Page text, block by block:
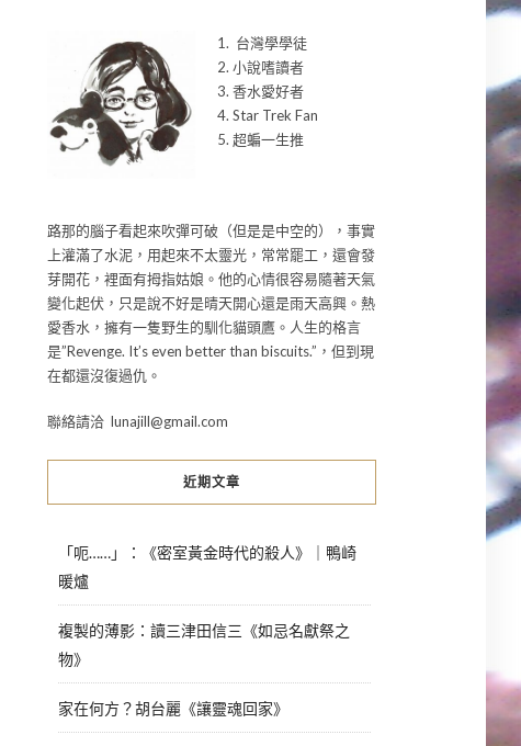
1. 台灣學學徒
2. 小說嗜讀者
3. 香水愛好者
4. Star Trek Fan
5. 超蝙一生推
路那的腦子看起來吹彈可破（但是是中空的），事實
上灌滿了水泥，用起來不太靈光，常常罷工，還會發
芽開花，裡面有拇指姑娘。他的心情很容易隨著天氣
變化起伏，只是說不好是晴天開心還是雨天高興。熱
愛香水，擁有一隻野生的馴化貓頭鷹。人生的格言
是”Revenge. It’s even better than biscuits.”，但到現
在都還沒復過仇。
聯絡請洽 lunajill@gmail.com
近期文章
「呃……」：《密室黃金時代的殺人》｜鴨崎
暖爐
複製的薄影：讀三津田信三《如忌名獻祭之
物》
家在何方？胡台麗《讓靈魂回家》